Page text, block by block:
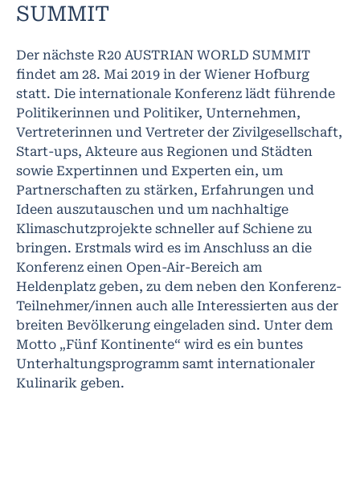
SUMMIT
Der nächste R20 AUSTRIAN WORLD SUMMIT
findet am 28. Mai 2019 in der Wiener Hofburg
statt. Die internationale Konferenz lädt führende
Politikerinnen und Politiker, Unternehmen,
Vertreterinnen und Vertreter der Zivilgesellschaft,
Start-ups, Akteure aus Regionen und Städten
sowie Expertinnen und Experten ein, um
Partnerschaften zu stärken, Erfahrungen und
Ideen auszutauschen und um nachhaltige
Klimaschutzprojekte schneller auf Schiene zu
bringen. Erstmals wird es im Anschluss an die
Konferenz einen Open-Air-Bereich am
Heldenplatz geben, zu dem neben den Konferenz-
Teilnehmer/innen auch alle Interessierten aus der
breiten Bevölkerung eingeladen sind. Unter dem
Motto „Fünf Kontinente“ wird es ein buntes
Unterhaltungsprogramm samt internationaler
Kulinarik geben.